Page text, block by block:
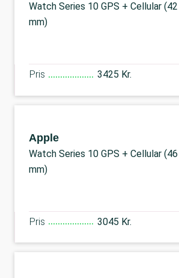
Watch Series 10 GPS + Cellular (42
mm)
Pris 3425 Kr.
Apple
Watch Series 10 GPS + Cellular (46
mm)
Pris 3045 Kr.